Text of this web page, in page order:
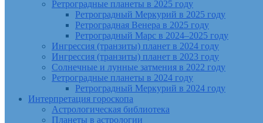
Ретроградные планеты в 2025 году
Ретроградный Меркурий в 2025 году
Ретроградная Венера в 2025 году
Ретроградный Марс в 2024–2025 году
Ингрессия (транзиты) планет в 2024 году
Ингрессия (транзиты) планет в 2023 году
Солнечные и лунные затмения в 2022 году
Ретроградные планеты в 2024 году
Ретроградный Меркурий в 2024 году
Интерпретация гороскопа
Астрологическая библиотека
Планеты в астрологии